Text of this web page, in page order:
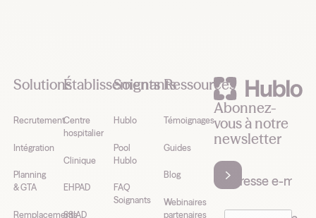
Solutions
Recrutement
Intégration
Planning
& GTA
Remplacements
Établissements
Centre
hospitalier
Clinique
EHPAD
SSIAD
Soignants
Hublo
Pool
Hublo
FAQ
Soignants
Ressources
Témoignages
Guides
Blog
Webinaires
partenaires
Abonnez-
vous à notre
newsletter